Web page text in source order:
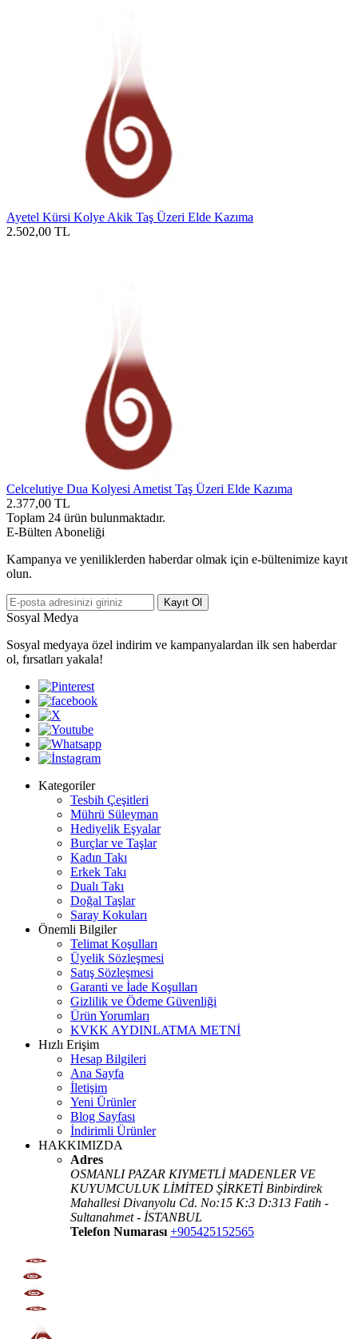
Ayetel Kürsi Kolye Akik Taş Üzeri Elde Kazıma
2.502,00 TL
Celcelutiye Dua Kolyesi Ametist Taş Üzeri Elde Kazıma
2.377,00 TL
Toplam 24 ürün bulunmaktadır.
E-Bülten Aboneliği
Kampanya ve yeniliklerden haberdar olmak için e-bültenimize kayıt
olun.
Kayıt Ol
Sosyal Medya
Sosyal medyaya özel indirim ve kampanyalardan ilk sen haberdar
ol, fırsatları yakala!
Kategoriler
Tesbih Çeşitleri
Mührü Süleyman
Hediyelik Eşyalar
Burçlar ve Taşlar
Kadın Takı
Erkek Takı
Dualı Takı
Doğal Taşlar
Saray Kokuları
Önemli Bilgiler
Telimat Koşulları
Üyelik Sözleşmesi
Satış Sözleşmesi
Garanti ve İade Koşulları
Gizlilik ve Ödeme Güvenliği
Ürün Yorumları
KVKK AYDINLATMA METNİ
Hızlı Erişim
Hesap Bilgileri
Ana Sayfa
İletişim
Yeni Ürünler
Blog Sayfası
İndirimli Ürünler
HAKKIMIZDA
Adres
OSMANLI PAZAR KIYMETLİ MADENLER VE
KUYUMCULUK LİMİTED ŞİRKETİ Binbirdirek
Mahallesi Divanyolu Cd. No:15 K:3 D:313 Fatih -
Sultanahmet - İSTANBUL
Telefon Numarası +905425152565